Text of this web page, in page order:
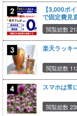
【3,000ポ
で固定費見
閲覧総数
楽天ラッキ
閲覧総数
スマホは常
閲覧総数